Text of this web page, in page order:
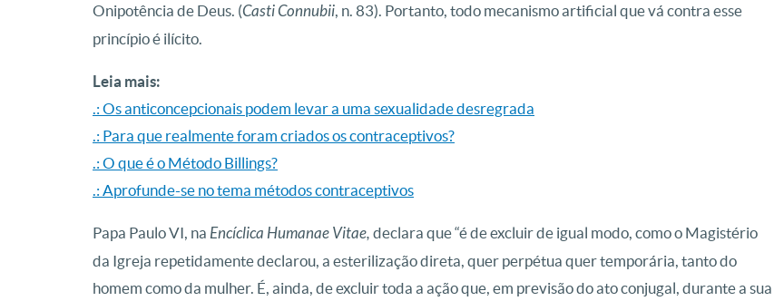
Onipotência de Deus. (Casti Connubii , n. 83). Portanto, todo mecanismo artificial que vá contra esse
princípio é ilícito.
Leia mais:
.: Os anticoncepcionais podem levar a uma sexualidade desregrada
.: Para que realmente foram criados os contraceptivos?
.: O que é o Método Billings?
.: Aprofunde-se no tema métodos contraceptivos
Papa Paulo VI, na Encíclica Humanae Vitae, declara que “é de excluir de igual modo, como o Magistério
da Igreja repetidamente declarou, a esterilização direta, quer perpétua quer temporária, tanto do
homem como da mulher. É, ainda, de excluir toda a ação que, em previsão do ato conjugal, durante a sua